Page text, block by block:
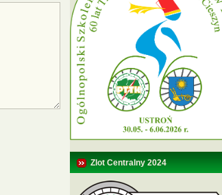
Zlot Centralny 2024